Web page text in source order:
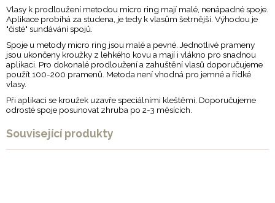
Vlasy k prodloužení metodou micro ring mají malé, nenápadné spoje.
Aplikace probíhá za studena, je tedy k vlasům šetrnější. Výhodou je
"čisté" sundávání spojů.
Spoje u metody micro ring jsou malé a pevné. Jednotlivé prameny
jsou ukončeny kroužky z lehkého kovu a mají i vlákno pro snadnou
aplikaci. Pro dokonalé prodloužení a zahuštění vlasů doporučujeme
použít 100-200 pramenů. Metoda není vhodná pro jemné a řídké
vlasy.
Při aplikaci se kroužek uzavře speciálními kleštěmi. Doporučujeme
odrosté spoje posunovat zhruba po 2-3 měsících.
Související produkty